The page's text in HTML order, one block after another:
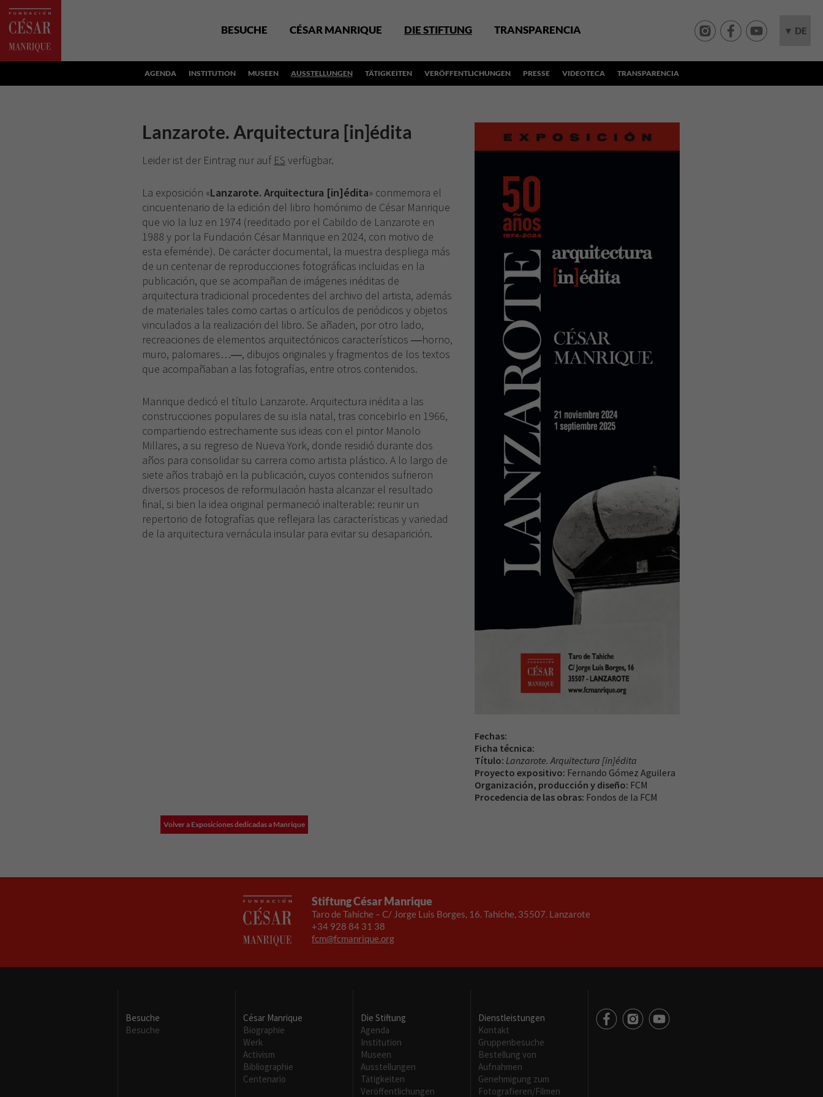
BESUCHE CÉSAR MANRIQUE DIE STIFTUNG TRANSPARENCIA ▼ DE
AGENDA INSTITUTION MUSEEN AUSSTELLUNGEN TÄTIGKEITEN VERÖFFENTLICHUNGEN PRESSE VIDEOTECA TRANSPARENCIA
Lanzarote. Arquitectura [in]édita
Leider ist der Eintrag nur auf ES verfügbar.
La exposición «Lanzarote. Arquitectura [in]édita» conmemora el
cincuentenario de la edición del libro homónimo de César Manrique
que vio la luz en 1974 (reeditado por el Cabildo de Lanzarote en
1988 y por la Fundación César Manrique en 2024, con motivo de
esta efeméride). De carácter documental, la muestra despliega más
de un centenar de reproducciones fotográficas incluidas en la
publicación, que se acompañan de imágenes inéditas de
arquitectura tradicional procedentes del archivo del artista, además
de materiales tales como cartas o artículos de periódicos y objetos
vinculados a la realización del libro. Se añaden, por otro lado,
recreaciones de elementos arquitectónicos característicos ―horno,
muro, palomares…―, dibujos originales y fragmentos de los textos
que acompañaban a las fotografías, entre otros contenidos.
Manrique dedicó el título Lanzarote. Arquitectura inédita a las
construcciones populares de su isla natal, tras concebirlo en 1966,
compartiendo estrechamente sus ideas con el pintor Manolo
Millares, a su regreso de Nueva York, donde residió durante dos
años para consolidar su carrera como artista plástico. A lo largo de
siete años trabajó en la publicación, cuyos contenidos sufrieron
diversos procesos de reformulación hasta alcanzar el resultado
final, si bien la idea original permaneció inalterable: reunir un
repertorio de fotografías que reflejara las características y variedad
de la arquitectura vernácula insular para evitar su desaparición.
Fechas:
Ficha técnica:
Título: Lanzarote. Arquitectura [in]édita
Proyecto expositivo: Fernando Gómez Aguilera
Organización, producción y diseño: FCM
Procedencia de las obras: Fondos de la FCM
Volver a Exposiciones dedicadas a Manrique
Stiftung César Manrique
Taro de Tahíche – C/ Jorge Luis Borges, 16. Tahíche, 35507. Lanzarote
+34 928 84 31 38
fcm@fcmanrique.org
Besuche
Besuche
César Manrique
Biographie
Werk
Activism
Bibliographie
Centenario
Die Stiftung
Agenda
Institution
Museen
Ausstellungen
Tätigkeiten
Veröffentlichungen
Dienstleistungen
Kontakt
Gruppenbesuche
Bestellung von
Aufnahmen
Genehmigung zum
Fotografieren/Filmen
Estas
cookies no
necesarias
Experiencia
mejor posible